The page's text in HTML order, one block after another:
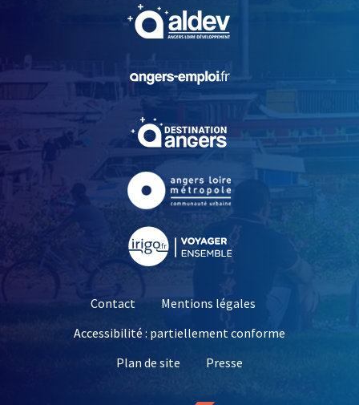
, Ouvre une nouvelle
, Ouvre une nouvelle
Contact
Mentions légales
Accessibilité : partiellement conforme
Plan de site
Presse